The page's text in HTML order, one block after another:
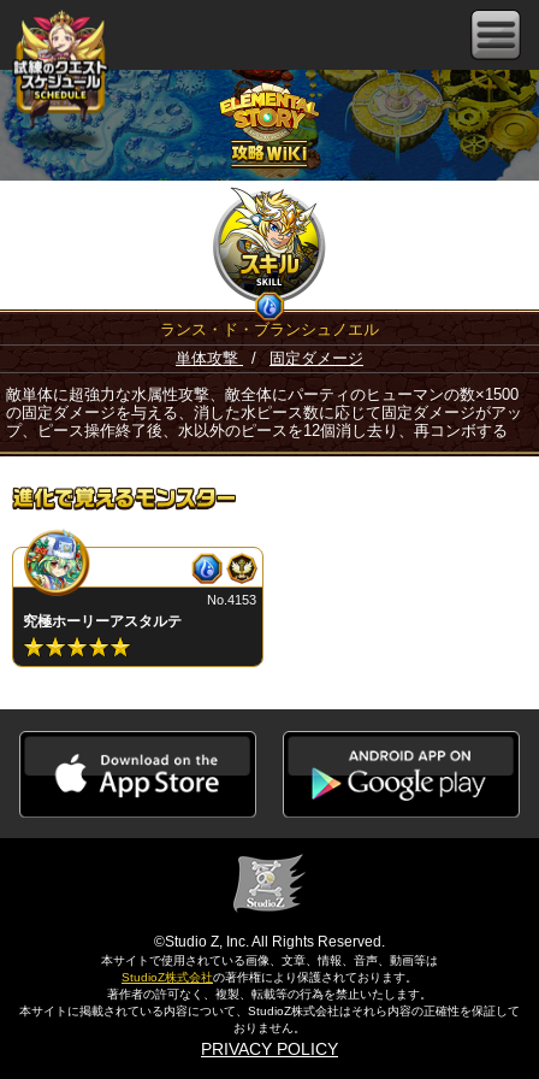
ランス・ド・ブランシュノエル
単体攻撃
/ 固定ダメージ
敵単体に超強力な水属性攻撃、敵全体にパーティのヒューマンの数×1500
の固定ダメージを与える、消した水ピース数に応じて固定ダメージがアッ
プ、ピース操作終了後、水以外のピースを12個消し去り、再コンボする
究極ホーリーアスタルテ
No.4153
©Studio Z, Inc. All Rights Reserved.
本サイトで使用されている画像、文章、情報、音声、動画等は
StudioZ株式会社の著作権により保護されております。
著作者の許可なく、複製、転載等の行為を禁止いたします。
本サイトに掲載されている内容について、StudioZ株式会社はそれら内容の正確性を保証して
おりません。
PRIVACY POLICY